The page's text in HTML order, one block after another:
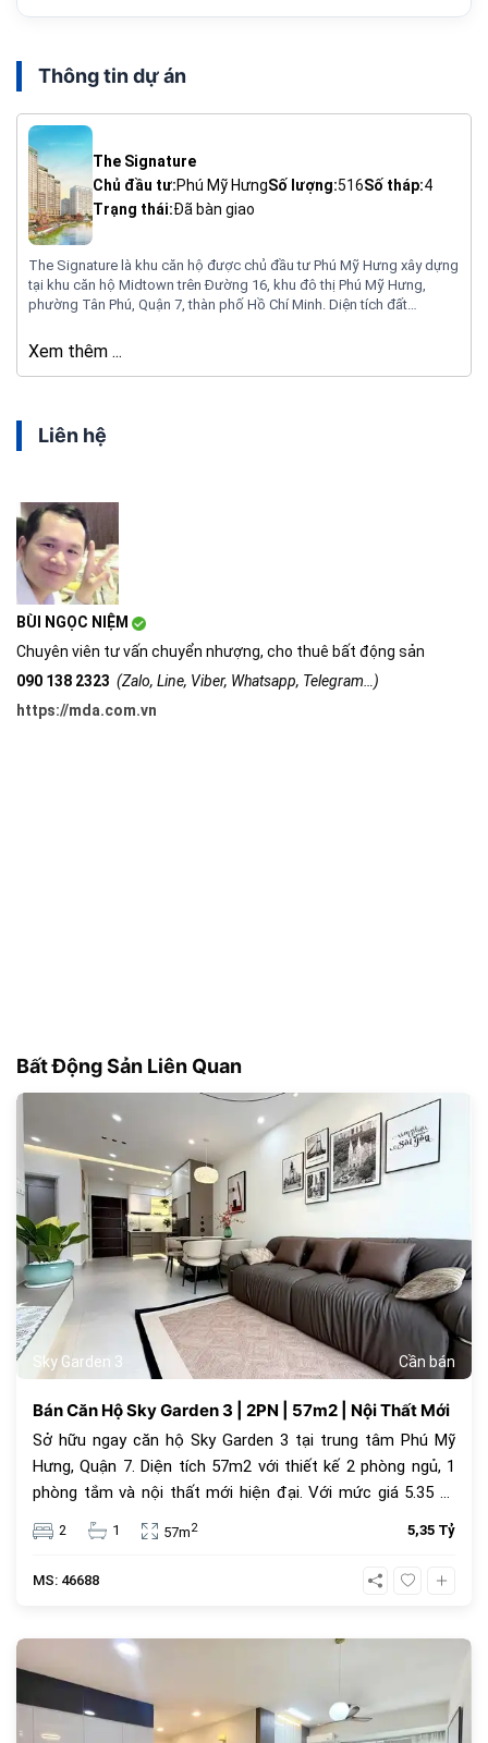
Thông tin dự án
The Signature
Chủ đầu tư:Phú Mỹ HưngSố lượng:516Số tháp:4
Trạng thái:Đã bàn giao
The Signature là khu căn hộ được chủ đầu tư Phú Mỹ Hưng xây dựng
tại khu căn hộ Midtown trên Đường 16, khu đô thị Phú Mỹ Hưng,
phường Tân Phú, Quận 7, thàn phố Hồ Chí Minh. Diện tích đất
số shophouse là 103 căn, căn hộ từ 2 – 3 phòng ngủ.
Xem thêm ...
Liên hệ
BÙI NGỌC NIỆM
Chuyên viên tư vấn chuyển nhượng, cho thuê bất động sản
090 138 2323 (Zalo, Line, Viber, Whatsapp, Telegram…)
https://mda.com.vn
Bất Động Sản Liên Quan
Sky Garden 3 Cần bán
179
Bán Căn Hộ Sky Garden 3 | 2PN | 57m2 | Nội Thất Mới
Sở hữu ngay căn hộ Sky Garden 3 tại trung tâm Phú Mỹ
Hưng, Quận 7. Diện tích 57m2 với thiết kế 2 phòng ngủ, 1
phòng tắm và nội thất mới hiện đại. Với mức giá 5.35 tỷ
đồng, đây là lựa chọn an cư lý tưởng hoặc đầu tư cho
thuê sinh lời cao trong cộng đồng văn minh.
2 1 57m2 5,35 Tỷ
MS: 46688